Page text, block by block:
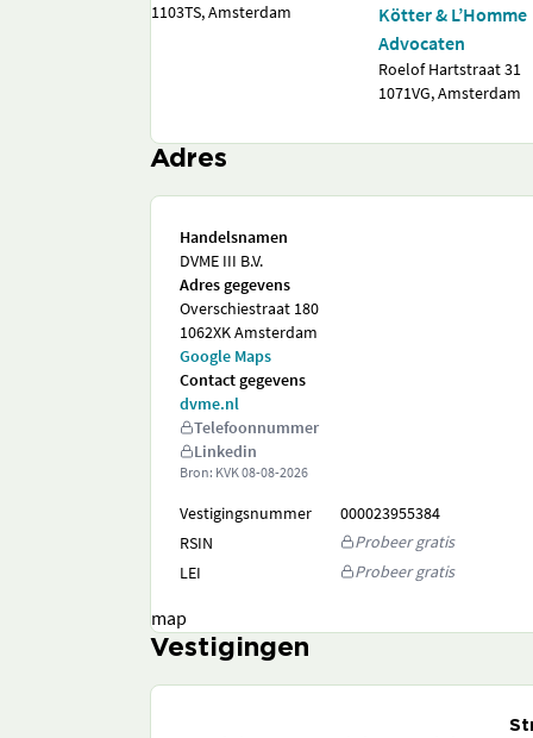
1103TS, Amsterdam
Kötter & L’Homme
Advocaten
Roelof Hartstraat 31
1071VG, Amsterdam
Adres
Handelsnamen
DVME III B.V.
Adres gegevens
Overschiestraat 180
1062XK Amsterdam
Google Maps
Contact gegevens
dvme.nl
Telefoonnummer
Linkedin
Bron: KVK08-08-2026
Vestigingsnummer
000023955384
RSIN
Probeer gratis
LEI
Probeer gratis
map
Vestigingen